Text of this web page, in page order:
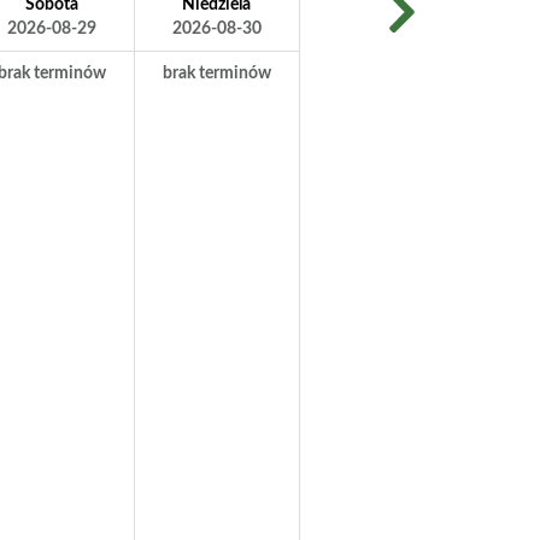
Sobota
2026-08-29
Niedziela
2026-08-30
terminów brak terminów